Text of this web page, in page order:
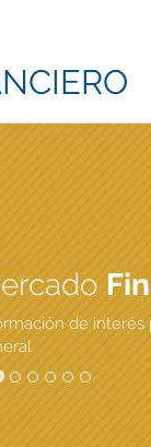
de interés